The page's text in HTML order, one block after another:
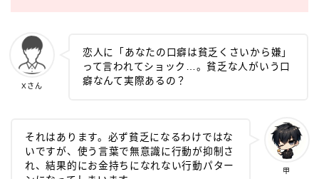
Xさん
恋人に「あなたの口癖は貧乏くさいから嫌」
って言われてショック…。貧乏な人がいう口
癖なんて実際あるの？
甲
それはあります。必ず貧乏になるわけではな
いですが、使う言葉で無意識に行動が抑制さ
れ、結果的にお金持ちになれない行動パター